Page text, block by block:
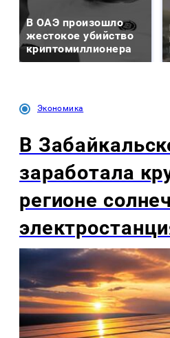
В ОАЭ произошло
жестокое убийство
криптомиллионера
Экономика
В
заработала
регионе